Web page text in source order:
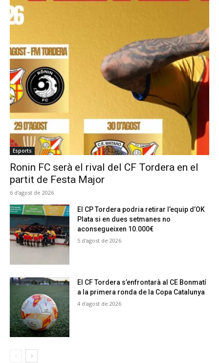
Esports
Ronin FC serà el rival del CF Tordera en el
partit de Festa Major
6 d'agost de 2026
El CP Tordera podria retirar l’equip d’OK
Plata si en dues setmanes no
aconsegueixen 10.000€
5 d'agost de 2026
El CF Tordera s’enfrontarà al CE Bonmatí
a la primera ronda de la Copa Catalunya
4 d'agost de 2026